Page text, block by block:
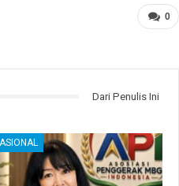
0
Dari Penulis Ini